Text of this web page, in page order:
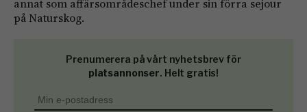
annat som affärsområdeschef under sin förra sejour
på Naturskog.
Prenumerera på vårt nyhetsbrev för
platsannonser. Helt gratis!